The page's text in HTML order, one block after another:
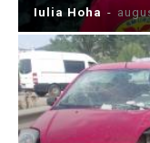
Iulia Hoha -